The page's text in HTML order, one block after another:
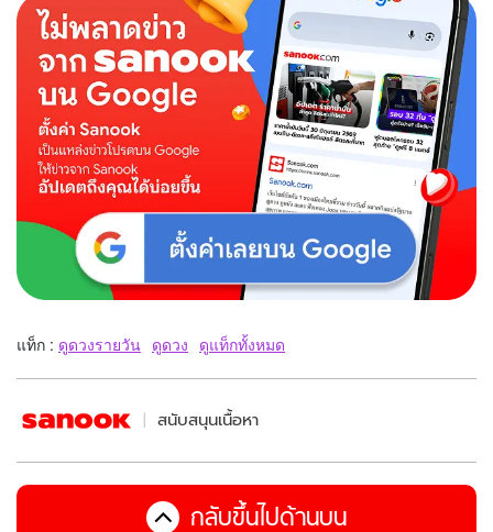
แท็ก : ดูดวงรายวัน ดูดวง ดูแท็กทั้งหมด
สนับสนุนเนื้อหา
กลับขึ้นไปด้านบน